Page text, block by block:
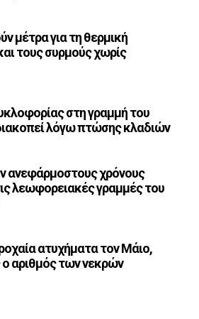
μέτρα για τη θερμική
τους συρμούς χωρίς
στη γραμμή του
λόγω πτώσης κλαδιών
ανεφάρμοστους χρόνους
λεωφορειακές γραμμές του
ατυχήματα τον Μάιο,
αριθμός των νεκρών